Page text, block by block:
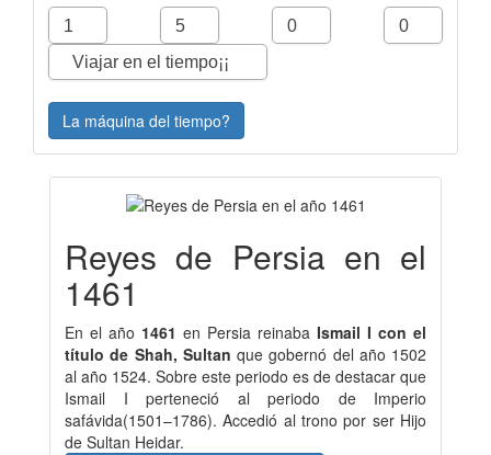
La máquina del tiempo?
Reyes de Persia en el
1461
En el año 1461 en Persia reinaba Ismail I con el
título de Shah, Sultan que gobernó del año 1502
al año 1524. Sobre este periodo es de destacar que
Ismail I perteneció al periodo de Imperio
safávida(1501–1786). Accedió al trono por ser Hijo
de Sultan Heidar.